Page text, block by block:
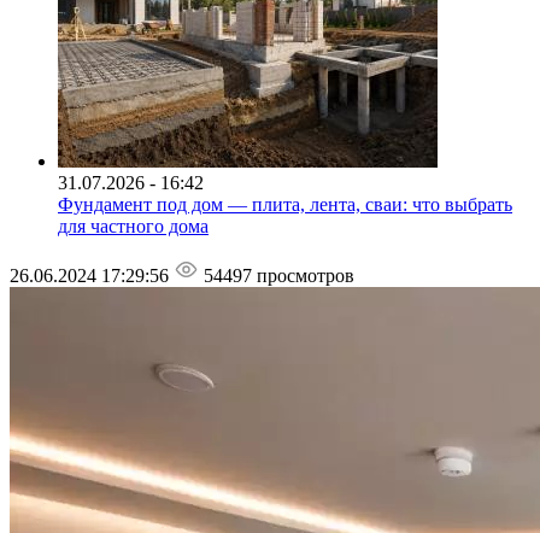
31.07.2026 - 16:42
Фундамент под дом — плита, лента, сваи: что выбрать
для частного дома
26.06.2024 17:29:56 54497 просмотров